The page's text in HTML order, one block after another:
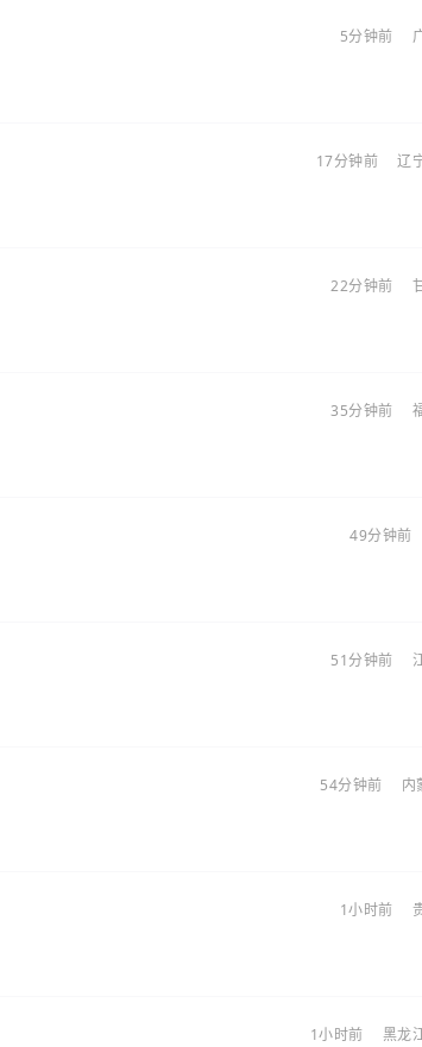
5分钟前
17分钟前 辽
22分钟前
35分钟前
49分钟前
51分钟前
54分钟前 内
1小时前
1小时前 黑龙